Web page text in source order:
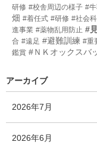
研修 #校舎周辺の様子 #
畑 #着任式 #研修 #社会科
進事業 #薬物乱用防止 #
合 #遠足 #避難訓練 #重
鑑賞 #ＮＫオックスバ
アーカイブ
2026年7月
2026年6月